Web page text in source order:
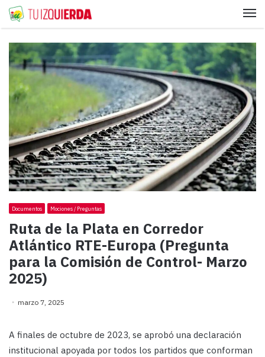
Documentos Mociones / Preguntas
Ruta de la Plata en Corredor
Atlántico RTE-Europa (Pregunta
para la Comisión de Control- Marzo
2025)
marzo 7, 2025
A finales de octubre de 2023, se aprobó una declaración
institucional apoyada por todos los partidos que conforman